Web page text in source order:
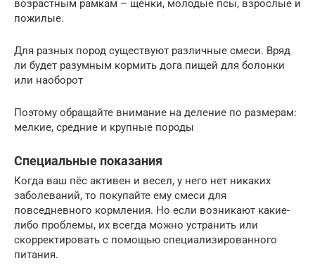
возрастным рамкам – щенки, молодые псы, взрослые и
пожилые.
Для разных пород существуют различные смеси. Вряд
ли будет разумным кормить дога пищей для болонки
или наоборот
Поэтому обращайте внимание на деление по размерам:
мелкие, средние и крупные породы
Специальные показания
Когда ваш пёс активен и весел, у него нет никаких
заболеваний, то покупайте ему смеси для
повседневного кормления. Но если возникают какие-
либо проблемы, их всегда можно устранить или
скорректировать с помощью специализированного
питания.